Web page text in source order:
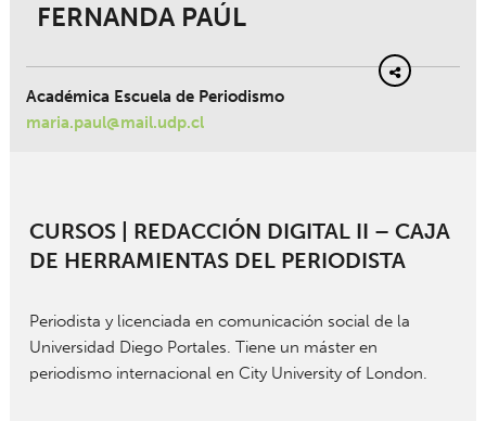
FERNANDA PAÚL
Académica Escuela de Periodismo
maria.paul@mail.udp.cl
CURSOS | REDACCIÓN DIGITAL II – CAJA
DE HERRAMIENTAS DEL PERIODISTA
Periodista y licenciada en comunicación social de la
Universidad Diego Portales. Tiene un máster en
periodismo internacional en City University of London.